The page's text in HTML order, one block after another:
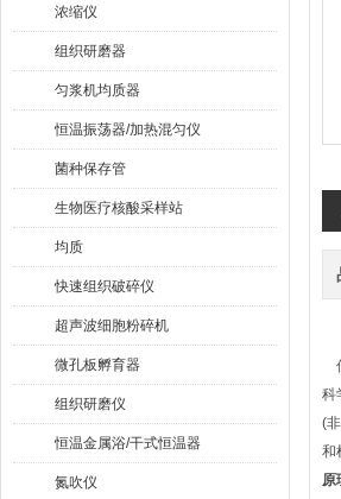
浓缩仪
组织研磨器
匀浆机均质器
恒温振荡器/加热混匀仪
菌种保存管
生物医疗核酸采样站
均质
快速组织破碎仪
超声波细胞粉碎机
微孔板孵育器
组织研磨仪
恒温金属浴/干式恒温器
氮吹仪
科
(
和
原